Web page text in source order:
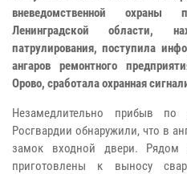
вневедомственной охраны
Ленинградской области,
патрулирования, поступила
ангаров ремонтного
Орово, сработала охранная
Незамедлительно прибыв по
Росгвардии обнаружили, что в
замок входной двери.
приготовлены к выносу